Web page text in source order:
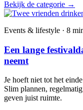
Bekijk de categorie →
Events & lifestyle · 8
Een lange
neemt
Je hoeft niet tot het
Slim plannen,
geven juist ruimte.